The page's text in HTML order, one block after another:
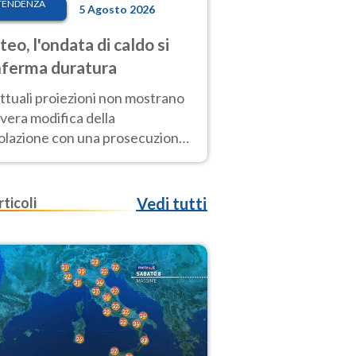
5 Agosto 2026
l'ondata di caldo si
duratura
proiezioni non mostrano
modifica della
con una prosecuzione
fuori scala per molti
Vedi tutti